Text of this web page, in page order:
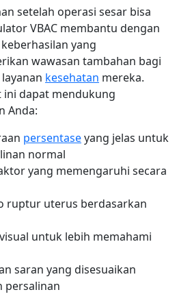
setelah operasi sesar bisa
VBAC membantu dengan
yang
wawasan tambahan bagi
kesehatan mereka.
ini dapat mendukung
Anda:
persentaseyang jelas untuk
normal
yang memengaruhi secara
ruptur uterus berdasarkan
untuk lebih memahami
saran yang disesuaikan
persalinan